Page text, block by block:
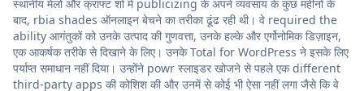
स्थानीय मेलों और क्राफ्ट शो में publicizing के अपने व्यवसाय के कुछ महीनों के
बाद, rbia shades ऑनलाइन बेचने का तरीका ढूंढ रही थी। वे required the
ability आगंतुकों को उनके उत्पाद की गुणवत्ता, उनके हल्के और एर्गोनोमिक डिज़ाइन,
एक आकर्षक तरीके से दिखाने के लिए। उनके Total for WordPress ने इसके लिए
पर्याप्त समाधान नहीं दिया। उन्होंने powr स्लाइडर खोजने से पहले एक different
third-party apps की कोशिश की और उनमें से कोई भी ऐसा नहीं लगा जैसे कि वे